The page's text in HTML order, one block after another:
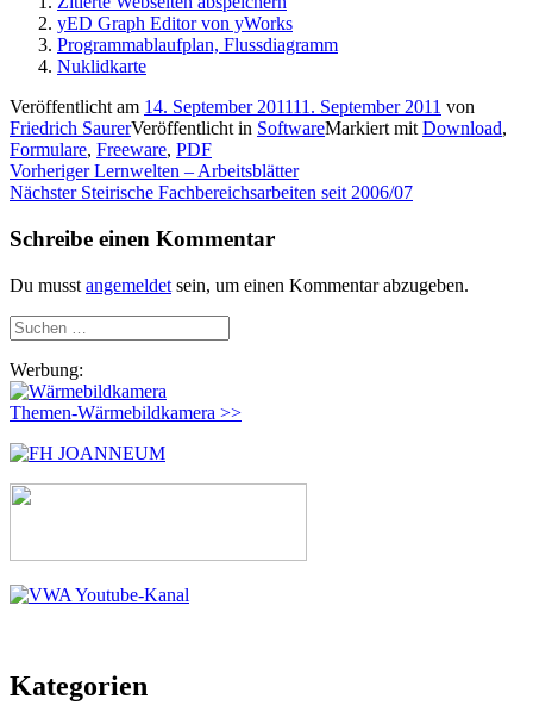
yED Graph Editor von yWorks
Programmablaufplan, Flussdiagramm
Nuklidkarte
Veröffentlicht am 14. September 201111. September 2011 von
Friedrich SaurerVeröffentlicht in SoftwareMarkiert mit Download,
Formulare, Freeware, PDF
Beitragsnavigation
Vorheriger Vorheriger
Beitrag:
Lernwelten – Arbeitsblätter
Nächster Nächster
Steirische Fachbereichsarbeiten seit 2006/07
Schreibe einen Kommentar
Du musst angemeldet sein, um einen Kommentar abzugeben.
Suchen
nach:
Werbung:
Themen-Wärmebildkamera >>
Kategorien